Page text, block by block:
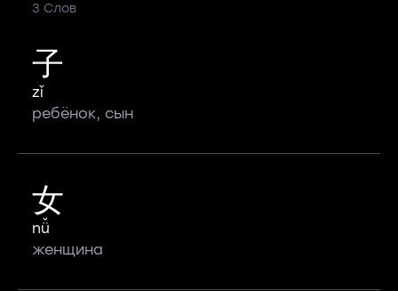
3 Слов
子
zǐ
ребёнок, сын
女
nǚ
женщина